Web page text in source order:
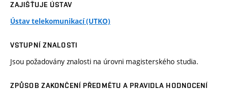
ZAJIŠŤUJE ÚSTAV
Ústav telekomunikací (UTKO)
VSTUPNÍ ZNALOSTI
Jsou požadovány znalosti na úrovni magisterského studia.
ZPŮSOB ZAKONČENÍ PŘEDMĚTU A PRAVIDLA HODNOCENÍ